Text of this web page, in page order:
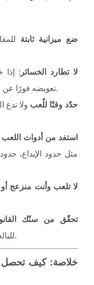
ضع ميزانية ثابتة
لا تطارد الخسائر :
تعويضه فورًا عن طريق رفع قيمة الرهان بشكل متهوّر.
حدّد وقتًا للّعب ولا تدع
استفد من أدوات
مثل حدود الإيداع،
لا تلعب وأنت منزعج
تحقّق من سنّك
للبالغين فقط حسب القوانين المعمول بها.
خلاصة: كيف تحصل